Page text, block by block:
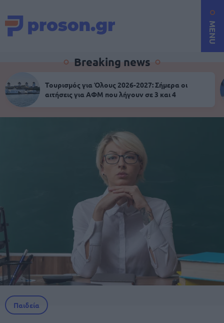
MENU
Breaking news
Τουρισμός για Όλους 2026-2027: Σήμερα οι
αιτήσεις για ΑΦΜ που λήγουν σε 3 και 4
Παιδεία